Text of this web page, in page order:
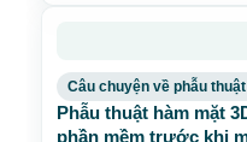
Câu chuyện về phẫu
Phẫu thuật hàm mặt
phần mềm trước khi